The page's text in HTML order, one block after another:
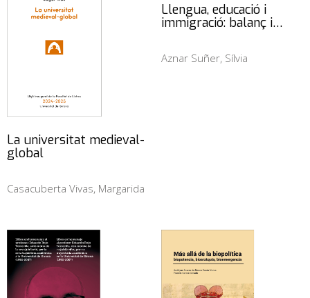
La universitat medieval-
global
Casacuberta Vivas, Margarida
Llengua, educació i
immigració: balanç i…
Aznar Suñer, Sílvia